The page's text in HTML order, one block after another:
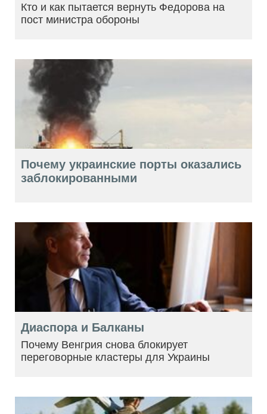
Кто и как пытается вернуть Федорова на
пост министра обороны
Почему украинские порты оказались
заблокированными
Диаспора и Балканы
Почему Венгрия снова блокирует
переговорные кластеры для Украины